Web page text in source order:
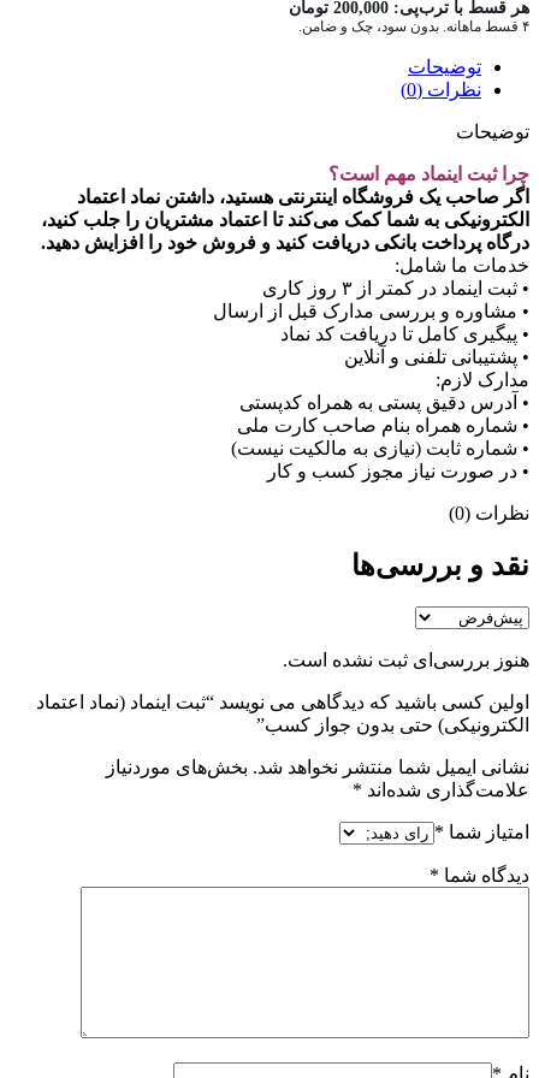
هر قسط با ترب‌پی: 200,000 تومان
۴ قسط ماهانه. بدون سود، چک و ضامن.
توضیحات
نظرات (0)
توضیحات
چرا ثبت اینماد مهم است؟
اگر صاحب یک فروشگاه اینترنتی هستید، داشتن نماد اعتماد
الکترونیکی به شما کمک می‌کند تا اعتماد مشتریان را جلب کنید،
درگاه پرداخت بانکی دریافت کنید و فروش خود را افزایش دهید.
خدمات ما شامل:
• ثبت اینماد در کمتر از ۳ روز کاری
• مشاوره و بررسی مدارک قبل از ارسال
• پیگیری کامل تا دریافت کد نماد
• پشتیبانی تلفنی و آنلاین
مدارک لازم:
• آدرس دقیق پستی به همراه کدپستی
• شماره همراه بنام صاحب کارت ملی
• شماره ثابت (نیازی به مالکیت نیست)
• در صورت نیاز مجوز کسب و کار
نظرات (0)
نقد و بررسی‌ها
هنوز بررسی‌ای ثبت نشده است.
اولین کسی باشید که دیدگاهی می نویسد “ثبت اینماد (نماد اعتماد
الکترونیکی) حتی بدون جواز کسب”
نشانی ایمیل شما منتشر نخواهد شد. بخش‌های موردنیاز
علامت‌گذاری شده‌اند *
امتیاز شما *
دیدگاه شما *